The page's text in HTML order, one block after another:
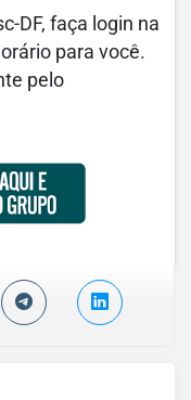
DF, faça login na
para você.
pelo